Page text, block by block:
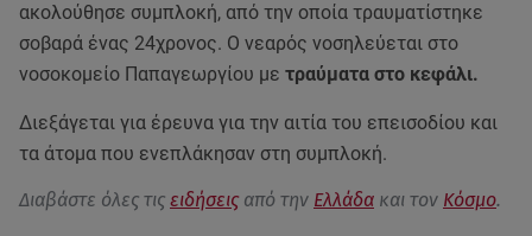
ακολούθησε συμπλοκή, από την οποία τραυματίστηκε
σοβαρά ένας 24χρονος. O νεαρός νοσηλεύεται στο
νοσοκομείο Παπαγεωργίου με τραύματα στο κεφάλι.
Διεξάγεται για έρευνα για την αιτία του επεισοδίου και
τα άτομα που ενεπλάκησαν στη συμπλοκή.
Διαβάστε όλες τις ειδήσεις από την Ελλάδα και τον Κόσμο.